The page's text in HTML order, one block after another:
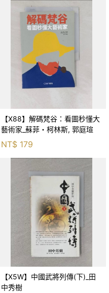
【X88】解碼梵谷：看圖秒懂大
藝術家_蘇菲・柯林斯, 郭庭瑄
NT$ 179
【X5W】中國武將列傳(下)_田
中秀樹